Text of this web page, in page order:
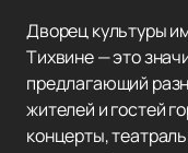
Дворец культуры
Тихвине — это
предлагающий
жителей и гостей
концерты,